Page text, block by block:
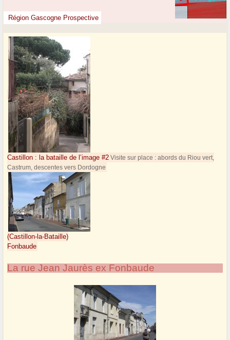
Région Gascogne Prospective
Castillon : la bataille de l’image #2 Visite sur place : abords du Riou vert,
Castrum, descentes vers Dordogne
(Castillon-la-Bataille)
Fonbaude
La rue Jean Jaurès ex Fonbaude